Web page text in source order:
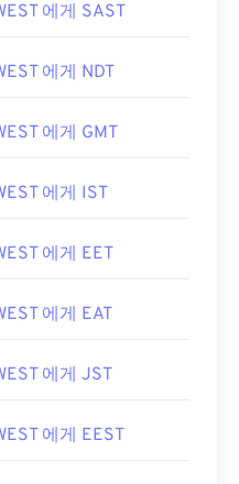
에게 SAST
에게 NDT
에게 GMT
에게 IST
에게 EET
에게 EAT
에게 JST
에게 EEST